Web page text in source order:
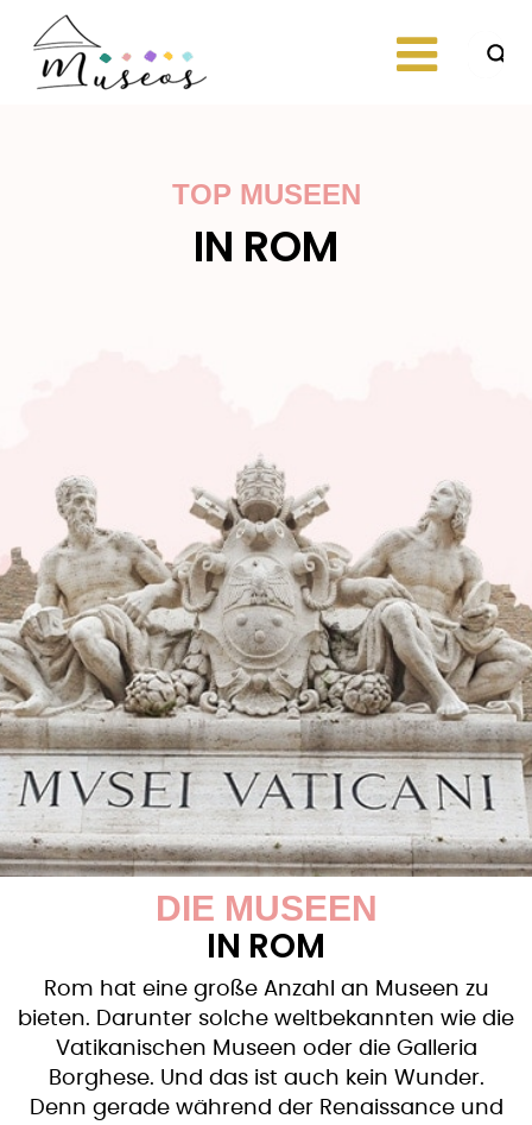
content
TOP MUSEEN
IN ROM
DIE MUSEEN
IN ROM
Rom hat eine große Anzahl an Museen zu
bieten. Darunter solche weltbekannten wie die
Vatikanischen Museen oder die Galleria
Borghese. Und das ist auch kein Wunder.
Denn gerade während der Renaissance und